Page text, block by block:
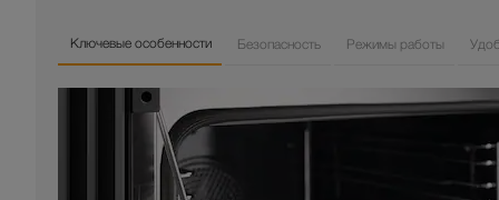
Ключевые особенности Безопасность Режимы работы